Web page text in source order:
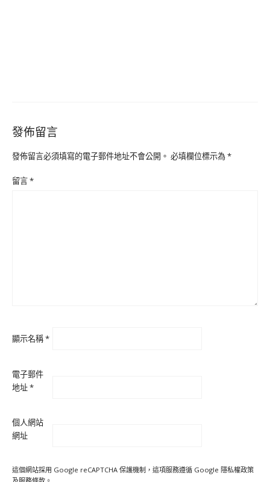
發佈留言
發佈留言必須填寫的電子郵件地址不會公開。 必填欄位標示為*
留言*
顯示名稱*
電子郵件
地址*
個人網站
網址
這個網站採用 Google reCAPTCHA 保護機制，這項服務遵循 Google 隱私權政策